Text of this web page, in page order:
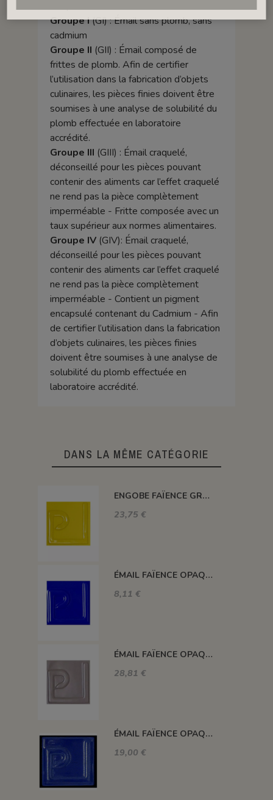
Groupe I(GI) : Émail sans plomb, sans
cadmium
Groupe II (GII) : Émail composé de
frittes de plomb. Afin de certifier
l’utilisation dans la fabrication d’objets
culinaires, les pièces finies doivent être
soumises à une analyse de solubilité du
plomb effectuée en laboratoire
accrédité.
Groupe III (GIII) : Émail craquelé,
déconseillé pour les pièces pouvant
contenir des aliments car l’effet craquelé
ne rend pas la pièce complètement
imperméable - Fritte composée avec un
taux supérieur aux normes alimentaires.
Groupe IV(GIV): Émail craquelé,
déconseillé pour les pièces pouvant
contenir des aliments car l’effet craquelé
ne rend pas la pièce complètement
imperméable - Contient un pigment
encapsulé contenant du Cadmium - Afin
de certifier l’utilisation dans la fabrication
d’objets culinaires, les pièces finies
doivent être soumises à une analyse de
solubilité du plomb effectuée en
laboratoire accrédité.
DANS LA MÊME CATÉGORIE
ENGOBE FAÏENCE GRÈS & PORCELAINE LIQUIDE SS PLB JAUNE 1KG EASP02LL
23,75 €
ÉMAIL FAÏENCE OPAQUE SANS PLOMB MAT BLEU FONCÉ EMSP13
8,11 €
ÉMAIL FAÏENCE OPAQUE SANS PLOMB MAT GRIS MOYEN 1KG EMSP16LL
28,81 €
ÉMAIL FAÏENCE OPAQUE CRAQUELÉ BRILLANT BLEU ROI 5934 ancien E31018/4
19,00 €